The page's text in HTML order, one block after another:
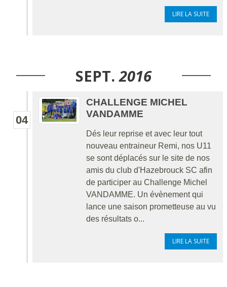
LIRE LA SUITE
SEPT. 2016
04
CHALLENGE MICHEL
VANDAMME
Dés leur reprise et avec leur tout
nouveau entraineur Remi, nos U11
se sont déplacés sur le site de nos
amis du club d'Hazebrouck SC afin
de participer au Challenge Michel
VANDAMME. Un évènement qui
lance une saison prometteuse au vu
des résultats o...
LIRE LA SUITE